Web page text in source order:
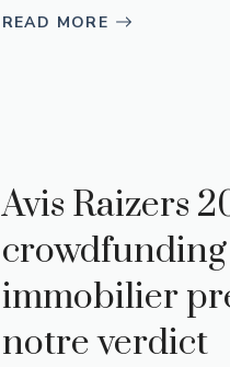
READ MORE
Avis Raizers
crowdfunding
immobilier
notre verdict